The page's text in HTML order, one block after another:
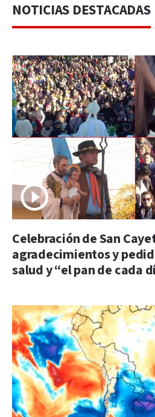
NOTICIAS DESTACADAS
Celebración de San
agradecimientos y
salud y “el pan de cada